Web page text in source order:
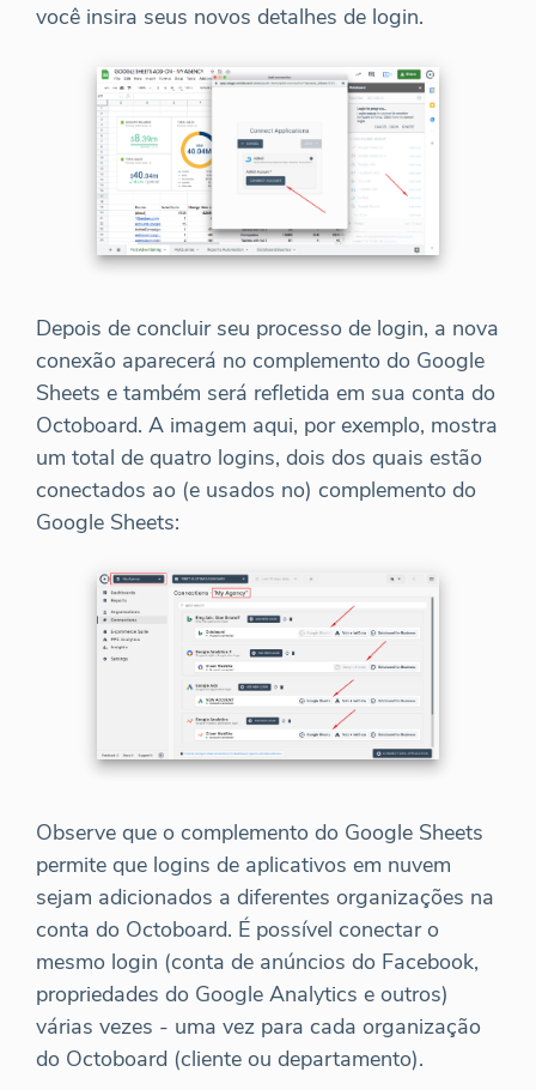
você insira seus novos detalhes de login.
Depois de concluir seu processo de login, a nova
conexão aparecerá no complemento do Google
Sheets e também será refletida em sua conta do
Octoboard. A imagem aqui, por exemplo, mostra
um total de quatro logins, dois dos quais estão
conectados ao (e usados no) complemento do
Google Sheets:
Observe que o complemento do Google Sheets
permite que logins de aplicativos em nuvem
sejam adicionados a diferentes organizações na
conta do Octoboard. É possível conectar o
mesmo login (conta de anúncios do Facebook,
propriedades do Google Analytics e outros)
várias vezes - uma vez para cada organização
do Octoboard (cliente ou departamento).